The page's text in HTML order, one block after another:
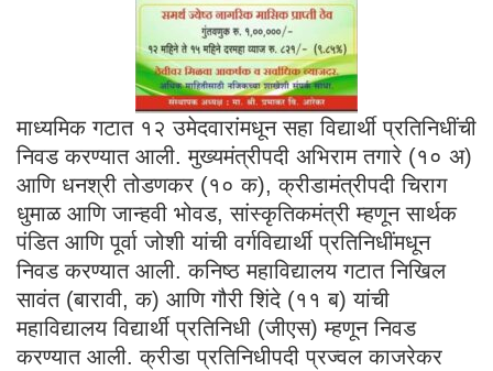
माध्यमिक गटात १२ उमेदवारांमधून सहा विद्यार्थी प्रतिनिधींची
निवड करण्यात आली. मुख्यमंत्रीपदी अभिराम तगारे (१० अ)
आणि धनश्री तोडणकर (१० क), क्रीडामंत्रीपदी चिराग
धुमाळ आणि जान्हवी भोवड, सांस्कृतिकमंत्री म्हणून सार्थक
पंडित आणि पूर्वा जोशी यांची वर्गविद्यार्थी प्रतिनिधींमधून
निवड करण्यात आली. कनिष्ठ महाविद्यालय गटात निखिल
सावंत (बारावी, क) आणि गौरी शिंदे (११ ब) यांची
महाविद्यालय विद्यार्थी प्रतिनिधी (जीएस) म्हणून निवड
करण्यात आली. क्रीडा प्रतिनिधीपदी प्रज्वल काजरेकर